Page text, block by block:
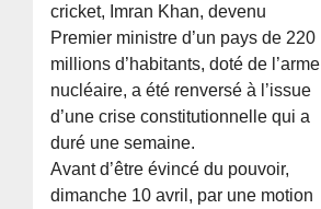
cricket, Imran Khan, devenu
Premier ministre d’un pays de 220
millions d’habitants, doté de l’arme
nucléaire, a été renversé à l’issue
d’une crise constitutionnelle qui a
duré une semaine.
Avant d’être évincé du pouvoir,
dimanche 10 avril, par une motion